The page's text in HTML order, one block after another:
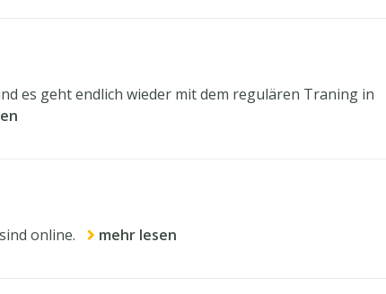
es geht endlich wieder mit dem regulären Traning in
online.
mehr lesen